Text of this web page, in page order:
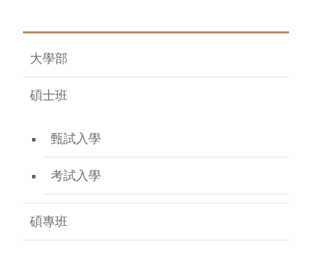
大學部
碩士班
甄試入學
考試入學
碩專班